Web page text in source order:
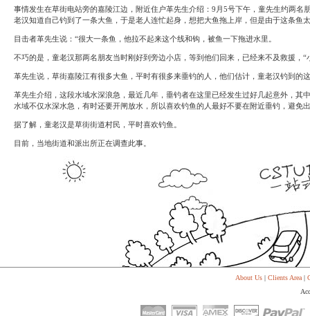
统
模
美
化
设
计
Auction
拍
卖
网
专
代
购
网
页
事情发生在草街电站旁的嘉陵江边，附近住户革先生介绍：9月5号下午，童先生约两
老汉知道自己钓到了一条大鱼，于是老人连忙起身，想把大鱼拖上岸，但是由于这条鱼
目击者革先生说：“很大一条鱼，他拉不起来这个线和钩，被鱼一下拖进水里。
不巧的是，童老汉那两名朋友当时刚好到旁边小店，等到他们回来，已经来不及救援
革先生说，草街嘉陵江有很多大鱼，平时有很多来垂钓的人，他们估计，童老汉钓到
革先生介绍，这段水域水深浪急，最近几年，垂钓者在这里已经发生过好几起意外，
水域不仅水深水急，有时还要开闸放水，所以喜欢钓鱼的人最好不要在附近垂钓，避
据了解，童老汉是草街街道村民，平时喜欢钓鱼。
目前，当地街道和派出所正在调查此事。
About Us| Clients Area|